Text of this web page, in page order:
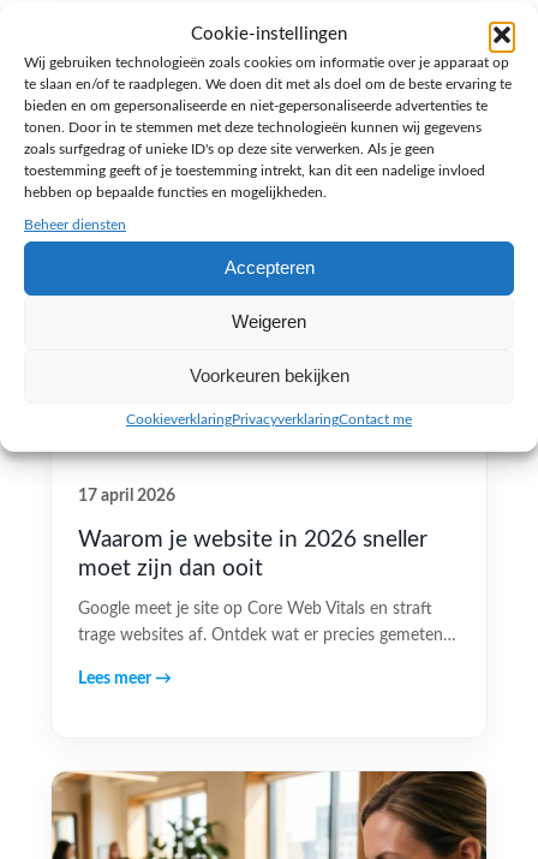
Cookie-instellingen
Wij gebruiken technologieën zoals cookies om informatie over je apparaat op
te slaan en/of te raadplegen. We doen dit met als doel om de beste ervaring te
bieden en om gepersonaliseerde en niet-gepersonaliseerde advertenties te
tonen. Door in te stemmen met deze technologieën kunnen wij gegevens
zoals surfgedrag of unieke ID's op deze site verwerken. Als je geen
toestemming geeft of je toestemming intrekt, kan dit een nadelige invloed
hebben op bepaalde functies en mogelijkheden.
Beheer diensten
Accepteren
Weigeren
Voorkeuren bekijken
CookieverklaringPrivacyverklaringContact me
17 april 2026
Waarom je website in 2026 sneller
moet zijn dan ooit
Google meet je site op Core Web Vitals en straft
trage websites af. Ontdek wat er precies gemeten…
Lees meer →